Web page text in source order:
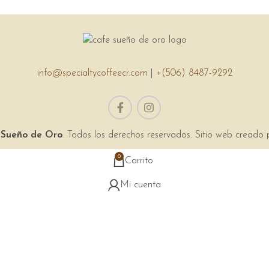
info@specialtycoffeecr.com +(506) 8487-9292
de Oro. Todos los derechos reservados. Sitio web creado
0 Carrito
Mi cuenta